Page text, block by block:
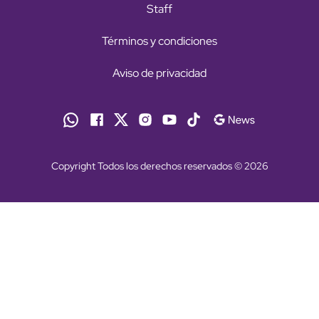
Staff
Términos y condiciones
Aviso de privacidad
Copyright Todos los derechos reservados © 2026